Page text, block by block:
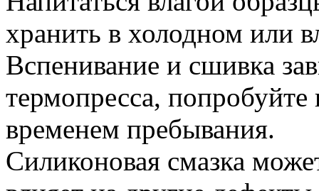
хранить в холодном или
Вспенивание и сшивка
термопресса,
временем пребывания.
Силиконовая смазка